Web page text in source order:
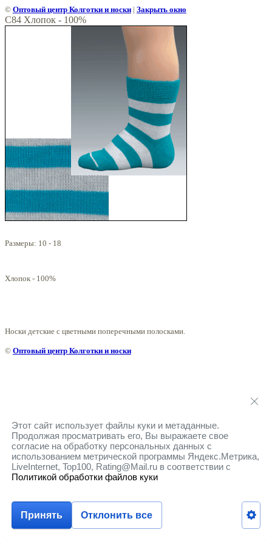
© Оптовый центр Колготки и носки | Закрыть окно
С84 Хлопок - 100%
Размеры: 10 - 18
Хлопок - 100%
Носки детские с цветными поперечными полосками.
© Оптовый центр Колготки и носки
Этот сайт использует файлы куки и метаданные.
Продолжая просматривать его, Вы выражаете свое
согласие на обработку персональных данных с
использованием метрической программы Яндекс.Метрика,
LiveInternet, Top100, Rating@Mail.ru в соответствии с
Политикой обработки файлов куки
Принять Отклонить все